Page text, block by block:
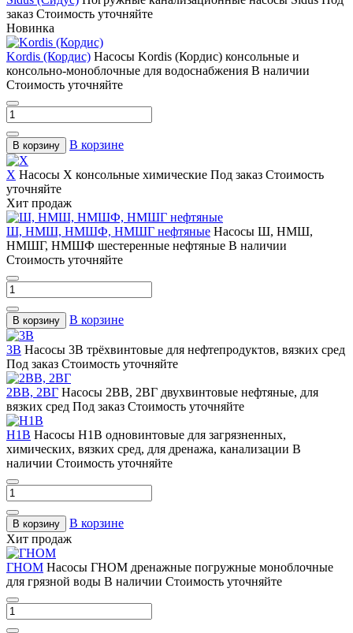
заказ Стоимость уточняйте
Новинка
Kordis (Кордис) Насосы Kordis (Кордис) консольные и
консольно-моноблочные для водоснабжения В наличии
Стоимость уточняйте
В корзину В корзине
Х Насосы Х консольные химические Под заказ Стоимость
уточняйте
Хит продаж
Ш, НМШ, НМШФ, НМШГ нефтяные Насосы Ш, НМШ,
НМШГ, НМШФ шестеренные нефтяные В наличии
Стоимость уточняйте
В корзину В корзине
3В Насосы 3В трёхвинтовые для нефтепродуктов, вязких сред
Под заказ Стоимость уточняйте
2ВВ, 2ВГ Насосы 2ВВ, 2ВГ двухвинтовые нефтяные, для
вязких сред Под заказ Стоимость уточняйте
Н1В Насосы Н1В одновинтовые для загрязненных,
химических, вязких сред, для дренажа, канализации В
наличии Стоимость уточняйте
В корзину
В корзине
Хит продаж
ГНОМ Насосы ГНОМ дренажные погружные моноблочные
для грязной воды В наличии Стоимость уточняйте